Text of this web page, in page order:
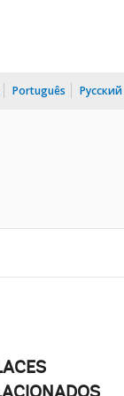
Português Русский